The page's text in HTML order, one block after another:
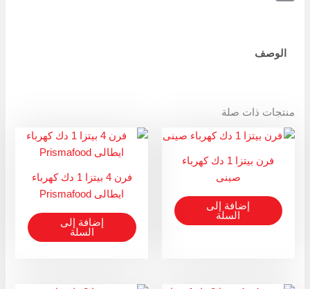
الوصف
منتجات ذات صلة
فرن بيتزا 1 دك كهرباء
صينى
إضافة إلى
السلة
فرن 4 بيتزا 1 دك كهرباء
ايطالى Prismafood
إضافة إلى
السلة